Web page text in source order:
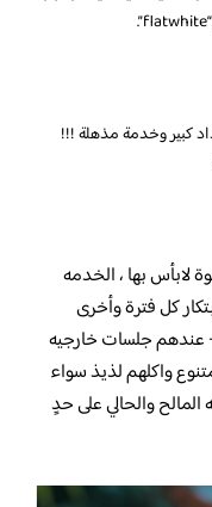
كبير وخدمة مذهلة !!!
لابأس بها ، الخدمه
كل فترة وأخرى
عندهم جلسات خارجيه
واكلهم لذيذ سواء
والحالي على حدٍ